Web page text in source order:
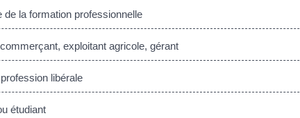
de la formation professionnelle
exploitant agricole, gérant
libérale
étudiant